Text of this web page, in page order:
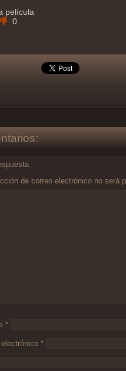
película
0
de correo electrónico no será
*
*